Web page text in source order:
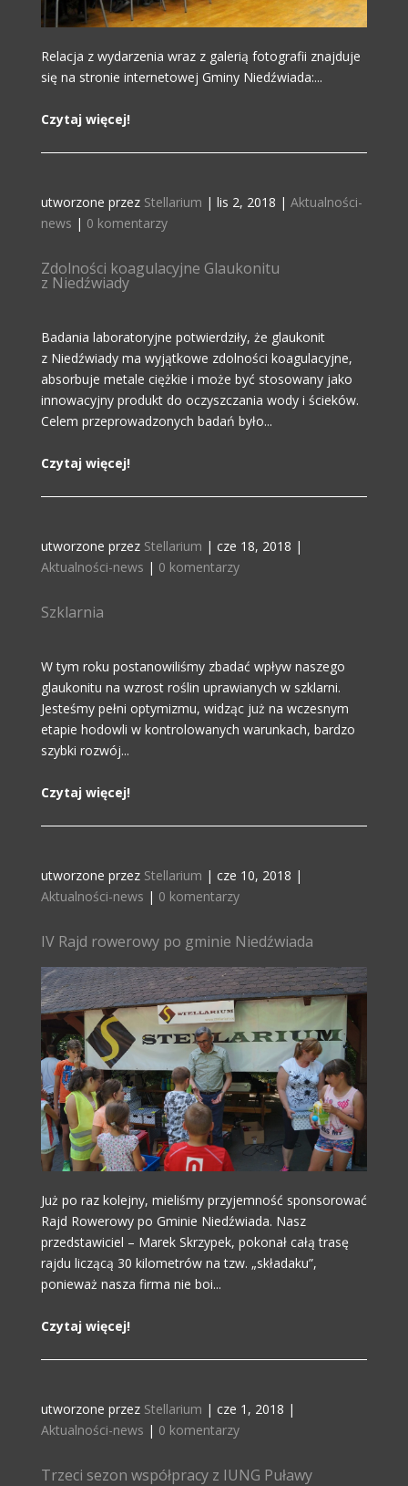
Relacja z wydarzenia wraz z galerią fotografii znajduje
się na stronie internetowej Gminy Niedźwiada:...
Czytaj więcej!
utworzone przez Stellarium | lis 2, 2018 | Aktualności-
news | 0 komentarzy
Zdolności koagulacyjne Glaukonitu
z Niedźwiady
Badania laboratoryjne potwierdziły, że glaukonit
z Niedźwiady ma wyjątkowe zdolności koagulacyjne,
absorbuje metale ciężkie i może być stosowany jako
innowacyjny produkt do oczyszczania wody i ścieków.
Celem przeprowadzonych badań było...
Czytaj więcej!
utworzone przez Stellarium | cze 18, 2018 |
Aktualności-news | 0 komentarzy
Szklarnia
W tym roku postanowiliśmy zbadać wpływ naszego
glaukonitu na wzrost roślin uprawianych w szklarni.
Jesteśmy pełni optymizmu, widząc już na wczesnym
etapie hodowli w kontrolowanych warunkach, bardzo
szybki rozwój...
Czytaj więcej!
utworzone przez Stellarium | cze 10, 2018 |
Aktualności-news | 0 komentarzy
IV Rajd rowerowy po gminie Niedźwiada
Już po raz kolejny, mieliśmy przyjemność sponsorować
Rajd Rowerowy po Gminie Niedźwiada. Nasz
przedstawiciel – Marek Skrzypek, pokonał całą trasę
rajdu liczącą 30 kilometrów na tzw. „składaku”,
ponieważ nasza firma nie boi...
Czytaj więcej!
utworzone przez Stellarium | cze 1, 2018 |
Aktualności-news | 0 komentarzy
Trzeci sezon współpracy z IUNG Puławy